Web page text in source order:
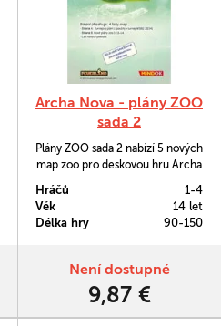
Archa Nova - plány ZOO
sada 2
Plány ZOO sada 2 nabízí 5 nových
map zoo pro deskovou hru Archa
Hráčů
1-4
Věk
14 let
Délka hry
90-150
Není dostupné
9,87 €